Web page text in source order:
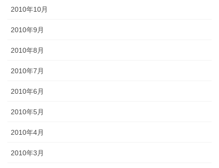
2010年10月
2010年9月
2010年8月
2010年7月
2010年6月
2010年5月
2010年4月
2010年3月